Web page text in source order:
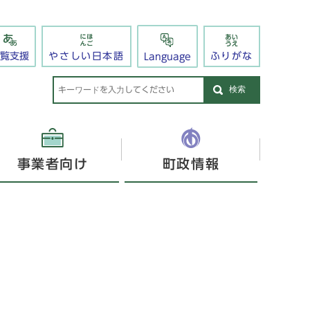
支援 やさしい日本語 Language ふりがな
検索
事業者向け 町政情報